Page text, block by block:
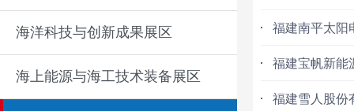
海洋科技与创新成果展区
海上能源与海工技术装备展区
福建南平太阳
福建宝帆新能
福建雪人股份